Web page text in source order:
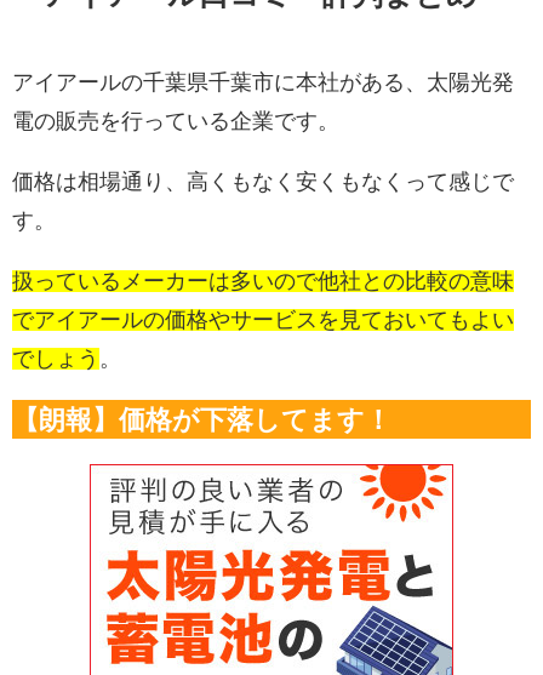
アイアールの千葉県千葉市に本社がある、太陽光発
電の販売を行っている企業です。
価格は相場通り、高くもなく安くもなくって感じで
す。
扱っているメーカーは多いので他社との比較の意味
でアイアールの価格やサービスを見ておいてもよい
でしょう
【朗報】価格が下落してます！